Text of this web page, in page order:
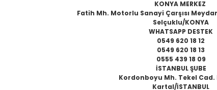
KONYA MERKEZ
Fatih Mh. Motorlu Sanayi Çarşısı
Selçuklu/KONYA
WHATSAPP DESTEK
0549 620 18 12
0549 620 18 13
0555 439 18 09
İSTANBUL ŞUBE
Kordonboyu Mh. Tekel Cad.
Kartal/İSTANBUL